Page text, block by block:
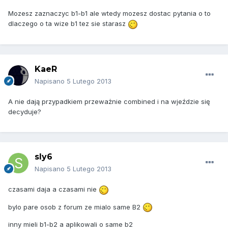
Mozesz zaznaczyc b1-b1 ale wtedy mozesz dostac pytania o to
dlaczego o ta wize b1 tez sie starasz
KaeR
Napisano 5 Lutego 2013
A nie dają przypadkiem przeważnie combined i na wjeździe się
decyduje?
sly6
Napisano 5 Lutego 2013
czasami daja a czasami nie
bylo pare osob z forum ze mialo same B2
inny mieli b1-b2 a aplikowali o same b2